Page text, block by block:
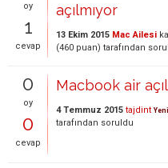
oy
1
cevap
açılmıyor
13 Ekim 2015 Mac Ailesi
(460 puan) tarafından
0
oy
0
cevap
Macbook air
4 Temmuz 2015 tajdint
tarafından soruldu